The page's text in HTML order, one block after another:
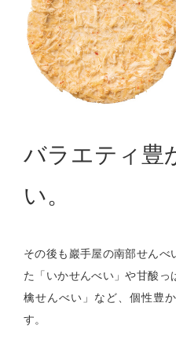
バラエティ豊
い。
その後も巖手屋の南部せんべ
た「いかせんべい」や甘酸っ
檎せんべい」など、個性豊
す。